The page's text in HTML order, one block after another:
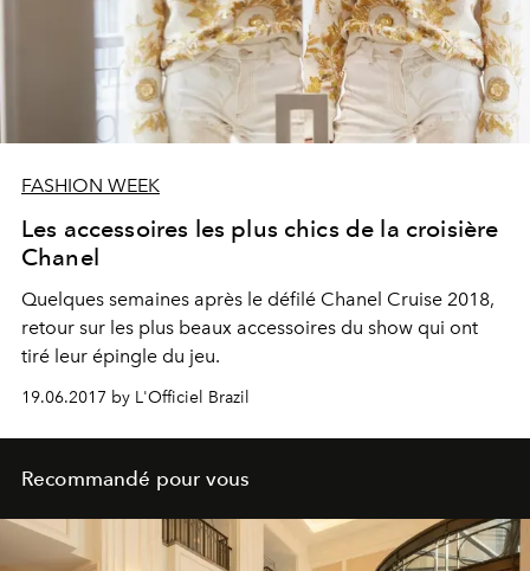
FASHION WEEK
Les accessoires les plus chics de la croisière
Chanel
Quelques semaines après le défilé Chanel Cruise 2018,
retour sur les plus beaux accessoires du show qui ont
tiré leur épingle du jeu.
19.06.2017 by L'Officiel Brazil
Recommandé pour vous